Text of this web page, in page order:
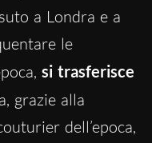
a Londra e a
le
si trasferisce
grazie alla
dell’epoca,